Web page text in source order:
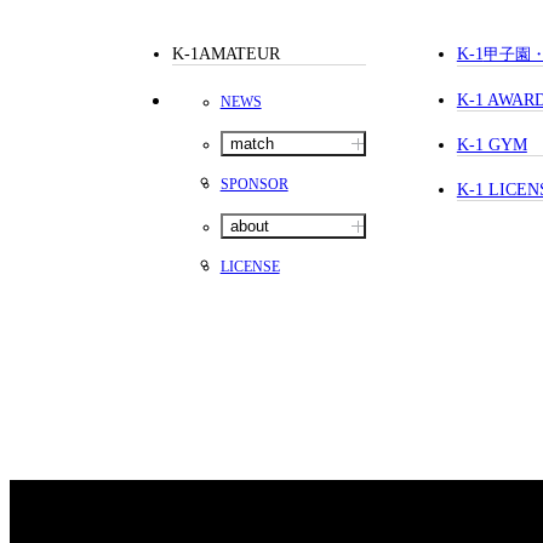
K-1AMATEUR
NEWS
match
SPONSOR
about
LICENSE
K-1甲子園
K-1
K-1 GYM
K-1